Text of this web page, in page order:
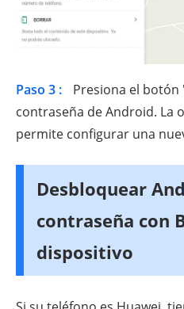
Paso 3 : Presiona el botón
contraseña de Android. La
permite configurar una
Desbloquear
contraseña con
dispositivo